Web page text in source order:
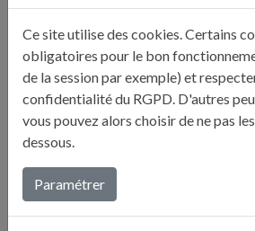
le germe et hachez-les
persil.
3
Faire chauffer la moitié du
vif et saisissez les grenouilles
se chevauchent. Environ 3
4
Dès qu’elles sont colorées, salez
persillade.
Ce site utilise des cookies. Certains
obligatoires pour le bon
de la session par exemple) et
confidentialité du RGPD. D'autres
vous pouvez alors choisir de ne pas
dessous.
Paramétrer